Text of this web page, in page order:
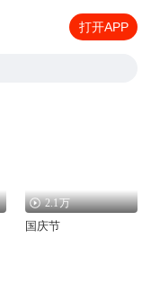
打开APP
2.1万
国庆节